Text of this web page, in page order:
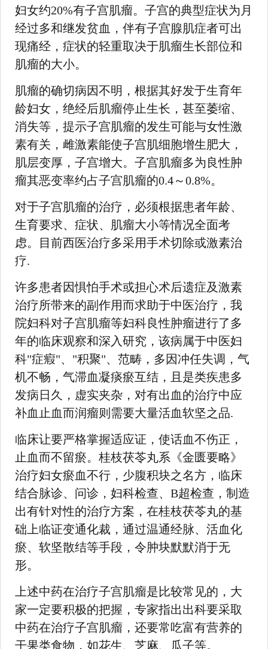
妇女约20%有子宫肌瘤。子宫的典型症状为月
经过多和继发贫血，伴有子宫腺肌症者可出
现痛经，症状的轻重取决于肌瘤生长部位和
肌瘤的大小。
肌瘤的确切病因不明，根据其好发于生育年
龄妇女，绝经后肌瘤停止生长，甚至萎缩、
消失等，提示子宫肌瘤的发生可能与女性激
素有关，雌激素能使子宫肌细胞增生肥大，
肌层变厚，子宫增大。子宫肌瘤多为良性肿
瘤其恶变率约占子宫肌瘤的0.4～0.8%。
对于子宫肌瘤的治疗，必须根据患者年龄、
生育要求、症状、肌瘤大小等情况全面考
虑。目前西医治疗多采用手术切除或激素治
疗.
许多患者因惧怕手术或担心术后遗症及激素
治疗所带来的副作用而求助于中医治疗，我
院妇科对子宫肌瘤等妇科良性肿瘤进行了多
年的临床观察和深入研究，该病属于中医妇
科"症瘕"、"积聚"、范畴，多因冲任失调，气
机不畅，气滞血凝痰瘀互结，且是类疾患多
发病日久，虚实夹杂，对有出血的治疗中应
补血止血而润瘤则需要大量活血软坚之品.
临床让要严格掌握适应证，使话血不伤正，
止血而不留瘀。桂枝茯苓丸系《金匮要略》
治疗妇女瘀血不行，少腹积块之名方，临床
结合脉诊、问诊，妇科检查、B超检查，制造
出有针对性的治疗方案，在桂枝茯苓丸的基
础上临证变通化裁，通过温通经脉、活血化
瘀、软坚散结等手段，令肿块默默消于无
形。
上述中药在治疗子宫肌瘤是比较常见的，大
家一定要积极的把握，专家指出出科要采取
中药在治疗子宫肌瘤，还要常吃富有营养的
干果类食物，如花生、芝麻、瓜子等。